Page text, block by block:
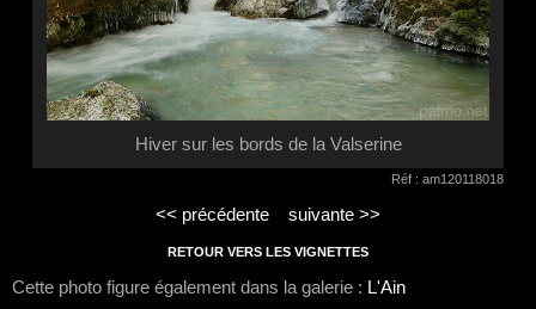
Hiver sur les bords de la Valserine
Réf : am120118018
<< précédente suivante >>
RETOUR VERS LES VIGNETTES
Cette photo figure également dans la galerie : L'Ain